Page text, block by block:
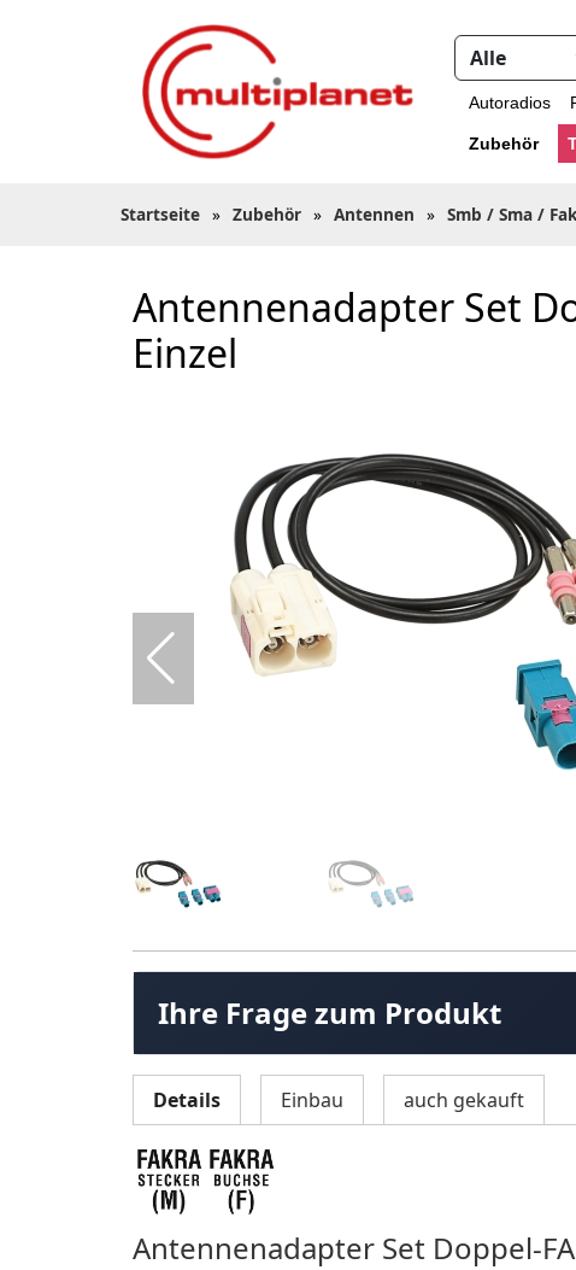
Autoradios
Zubehör
Startseite » Zubehör » Antennen » Smb / Sma /
Antennenadapter Set
Einzel
Ihre Frage zum Produkt
Details Einbau auch gekauft
Antennenadapter Set Doppel-